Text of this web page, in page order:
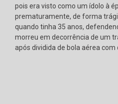
pois era visto como um ídolo à
prematuramente, de forma
quando tinha 35 anos,
morreu em decorrência de um
após dividida de bola aérea com